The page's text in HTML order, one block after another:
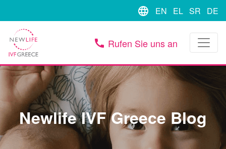
language EN EL SR DE
call Rufen Sie uns an
Newlife IVF Greece Blog